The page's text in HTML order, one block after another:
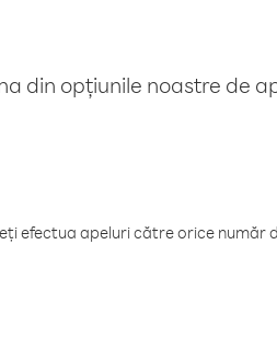
din opțiunile noastre de
efectua apeluri către orice număr